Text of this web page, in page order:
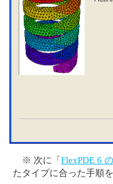
※ 次に「FlexPDE 6
たタイプに合った手順